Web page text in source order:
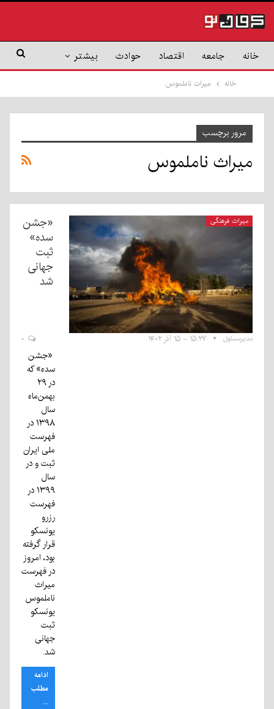
خانه جامعه اقتصاد حوادث بیشتر
خانه میراث ناملموس
مرور برچسب
میراث ناملموس
میراث فرهنگی
«جشن
سده»
ثبت
جهانی
شد
مدیرمسئول ۱۵:۲۷ - ۱۵ آذر ۱۴۰۲
«جشن
سده» که
در ۲۹
بهمن‌ماه
سال
۱۳۹۸ در
فهرست
ملی ایران
ثبت و در
سال
۱۳۹۹ در
فهرست
رزرو
یونسکو
قرار گرفته
بود، امروز
در فهرست
میراث
ناملموس
یونسکو
ثبت
جهانی
شد.
ادامه
مطلب
...